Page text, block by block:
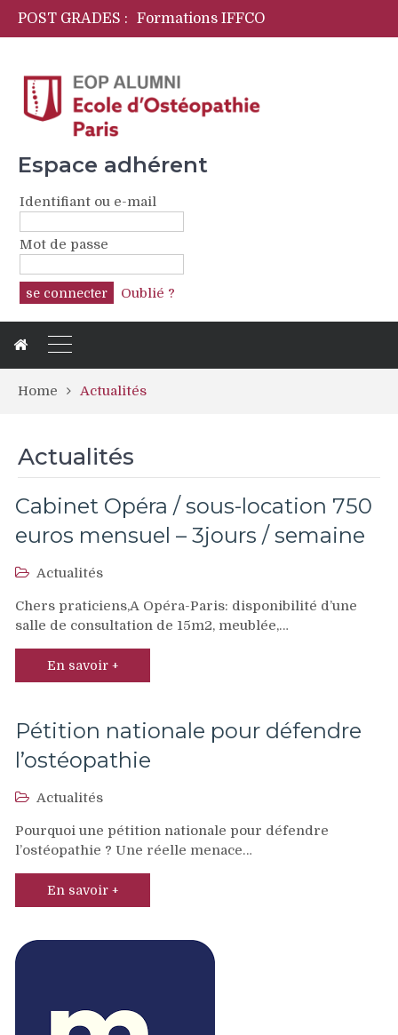
POST GRADES :
Formations IFFCO
Initiation langage des signes pour ostéopathes
CFPCO
Espace adhérent
Identifiant ou e-mail
Mot de passe
Oublié ?
Home Actualités
Actualités
Cabinet Opéra / sous-location 750
euros mensuel – 3jours / semaine
Actualités
Chers praticiens,A Opéra-Paris: disponibilité d’une
salle de consultation de 15m2, meublée,…
En savoir +
Pétition nationale pour défendre
l’ostéopathie
Actualités
Pourquoi une pétition nationale pour défendre
l’ostéopathie ? Une réelle menace…
En savoir +